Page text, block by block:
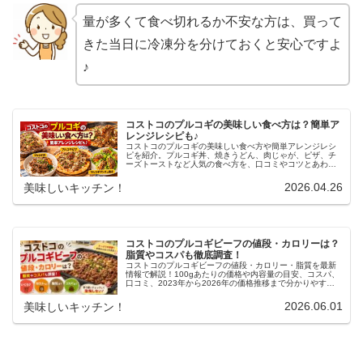
量が多くて食べ切れるか不安な方は、買って
きた当日に冷凍分を分けておくと安心ですよ
♪
コストコのプルコギの美味しい食べ方は？簡単ア
レンジレシピも♪
コストコのプルコギの美味しい食べ方や簡単アレンジレシ
ピを紹介。プルコギ丼、焼きうどん、肉じゃが、ピザ、チ
ーズトーストなど人気の食べ方を、口コミやコツとあわせ
美味しいキッチン！ 2026.04.26
コストコのプルコギビーフの値段・カロリーは？
脂質やコスパも徹底調査！
コストコのプルコギビーフの値段・カロリー・脂質を最新
情報で解説！100gあたりの価格や内容量の目安、コスパ、
口コミ、2023年から2026年の価格推移まで分かりやすく
美味しいキッチン！ 2026.06.01